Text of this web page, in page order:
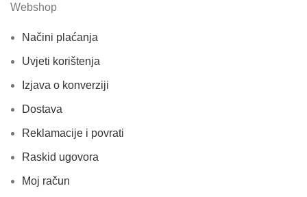
Webshop
Načini plaćanja
Uvjeti korištenja
Izjava o konverziji
Dostava
Reklamacije i povrati
Raskid ugovora
Moj račun